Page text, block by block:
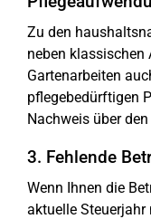
Zu den
neben klassischen
Gartenarbeiten
pflegebedürftigen
Nachweis über
3. Fehlende
Wenn Ihnen die
aktuelle